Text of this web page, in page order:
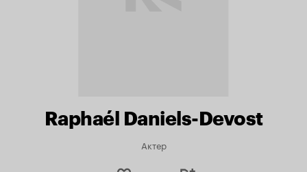
Raphaél Daniels-Devost
Актер